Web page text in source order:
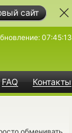
сайт
FAQ Контакты
07:45:13